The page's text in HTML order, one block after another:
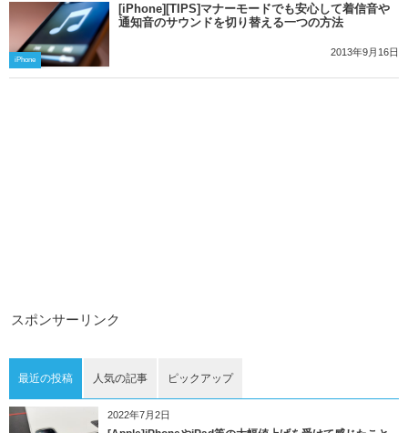
iPhone
[iPhone][TIPS]マナーモードでも安心して着信音や
通知音のサウンドを切り替える一つの方法
2013年9月16日
スポンサーリンク
最近の投稿 人気の記事 ピックアップ
2022年7月2日